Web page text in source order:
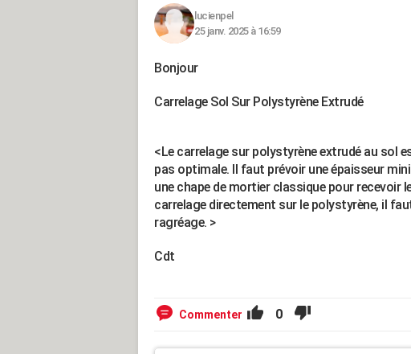
lucienpel
25 janv. 2025 à 16:59
Bonjour
Carrelage Sol Sur Polystyrène Extrudé
<Le carrelage sur polystyrène extrudé au sol
pas optimale. Il faut prévoir une épaisseur
une chape de mortier classique pour recevoir
carrelage directement sur le polystyrène, il
ragréage. >
Cdt
Commenter 0